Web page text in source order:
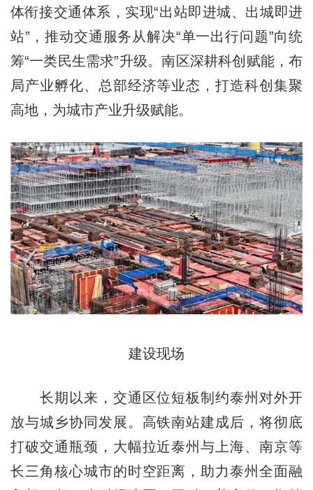
体衔接交通体系，实现“出站即进城、出城即进
站”，推动交通服务从解决“单一出行问题”向统
筹“一类民生需求”升级。南区深耕科创赋能，布
局产业孵化、总部经济等业态，打造科创集聚
高地，为城市产业升级赋能。
建设现场
长期以来，交通区位短板制约泰州对外开
放与城乡协同发展。高铁南站建成后，将彻底
打破交通瓶颈，大幅拉近泰州与上海、南京等
长三角核心城市的时空距离，助力泰州全面融